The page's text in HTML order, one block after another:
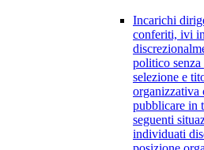
Incarichi
conferiti, ivi
politico
selezione e
organizzativa
pubblicare in
seguenti
individuati